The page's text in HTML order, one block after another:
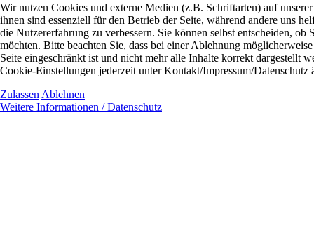
Wir nutzen Cookies und externe Medien (z.B. Schriftarten) auf
ihnen sind essenziell für den Betrieb der Seite, während andere uns
die Nutzererfahrung zu verbessern. Sie können selbst entscheiden, ob
möchten. Bitte beachten Sie, dass bei einer Ablehnung
Seite eingeschränkt ist und nicht mehr alle Inhalte korrekt dargestellt
Cookie-Einstellungen jederzeit unter Kontakt/Impressum/Datenschutz
Zulassen Ablehnen
Weitere Informationen / Datenschutz